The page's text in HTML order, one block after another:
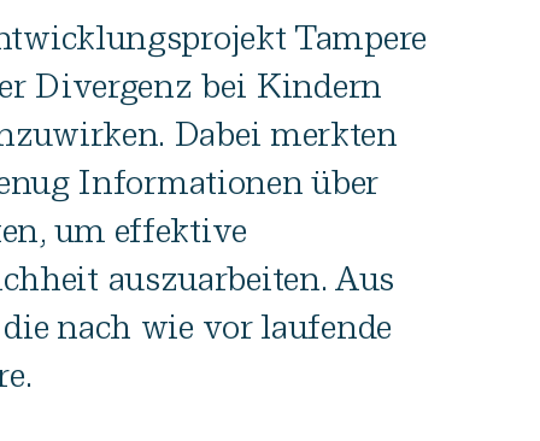
Tampere
Divergenz bei Kindern
Dabei merkten
Informationen über
um effektive
auszuarbeiten. Aus
nach wie vor laufende